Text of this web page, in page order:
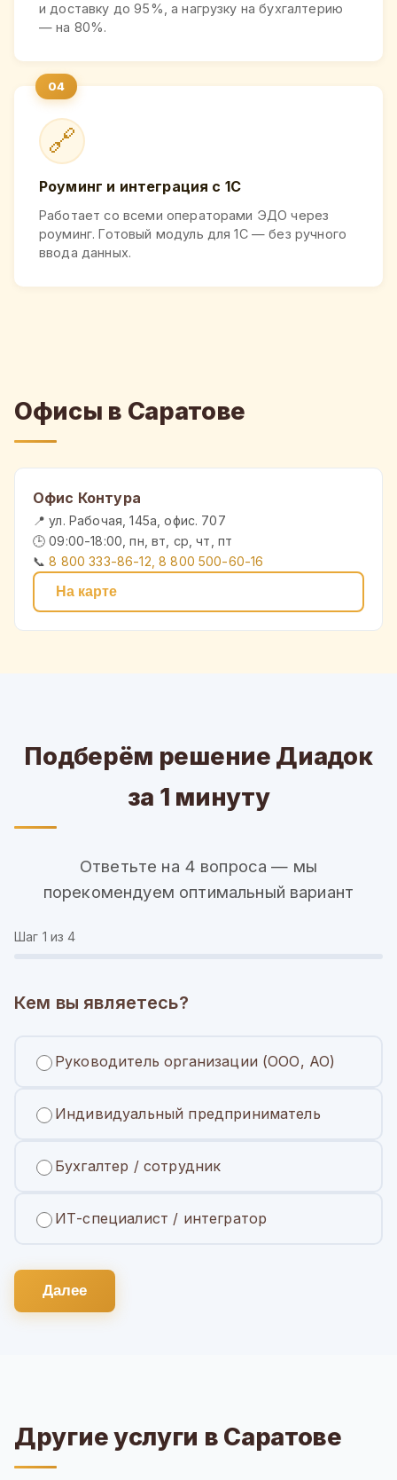
и доставку до 95%, а нагрузку на бухгалтерию
— на 80%.
🔗
Роуминг и интеграция с 1С
Работает со всеми операторами ЭДО через
роуминг. Готовый модуль для 1С — без ручного
ввода данных.
Офисы в Саратове
Офис Контура
📍 ул. Рабочая, 145а, офис. 707
🕒 09:00-18:00, пн, вт, ср, чт, пт
📞8 800 333-86-12, 8 800 500-60-16
На карте
Подберём решение Диадок
за 1 минуту
Ответьте на 4 вопроса — мы
порекомендуем оптимальный вариант
Шаг 1 из 4
Кем вы являетесь?
Руководитель организации (ООО, АО)
Индивидуальный предприниматель
Бухгалтер / сотрудник
ИТ-специалист / интегратор
Далее
Другие услуги в Саратове